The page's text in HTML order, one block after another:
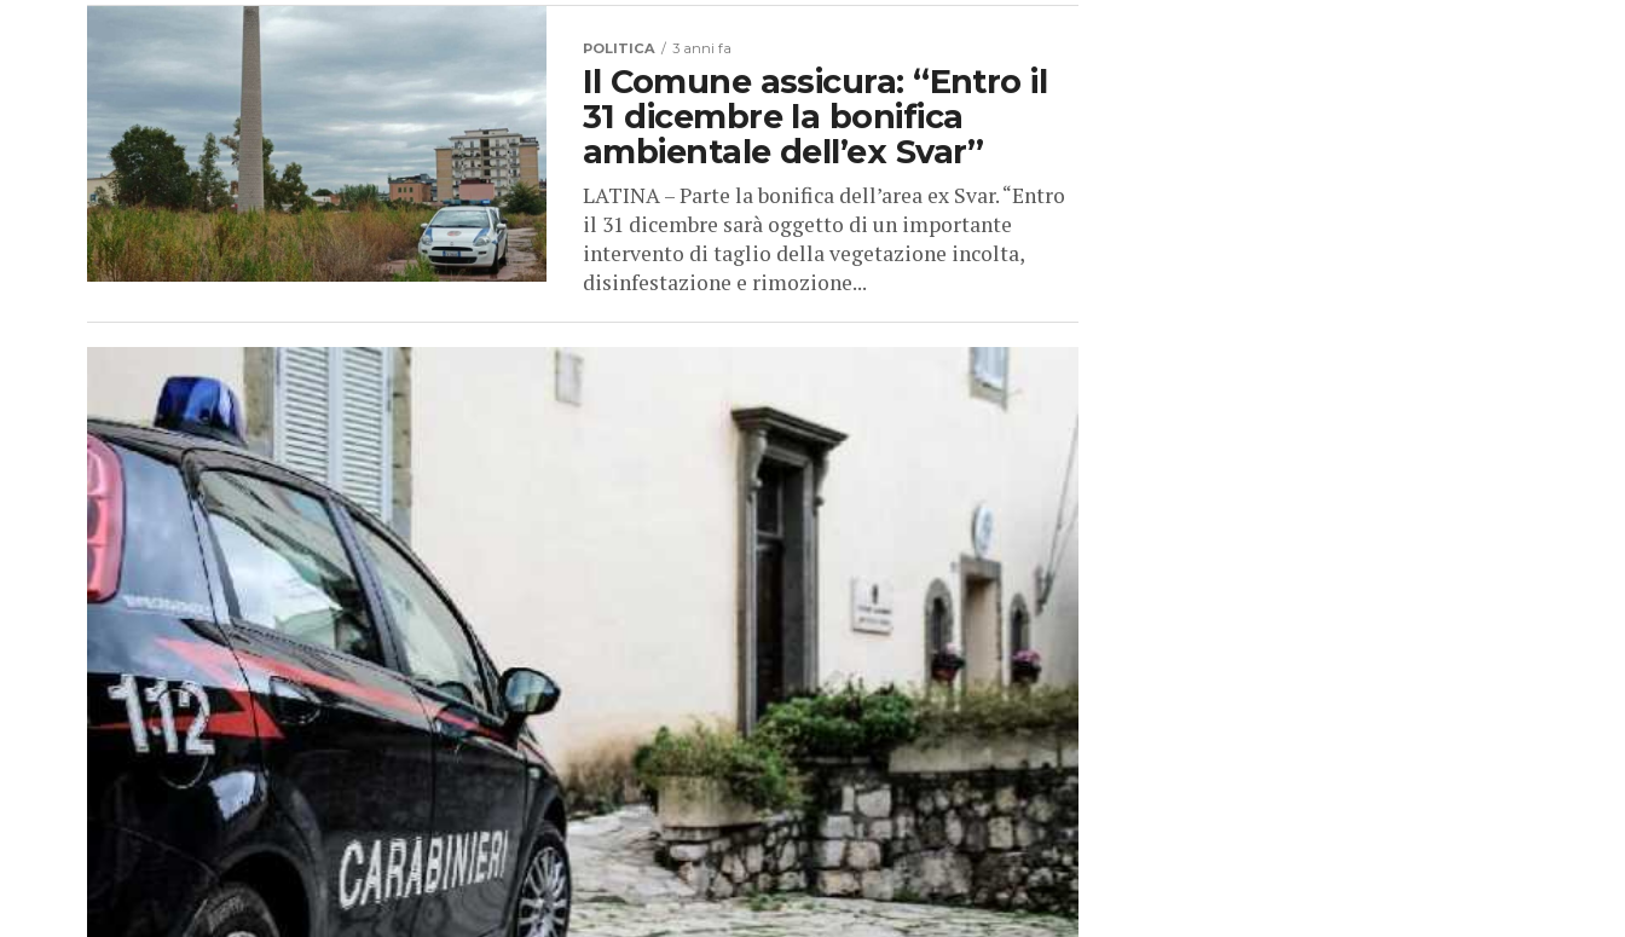
POLITICA 3 anni fa
Il Comune assicura: “Entro il
31 dicembre la bonifica
ambientale dell’ex Svar”
LATINA – Parte la bonifica dell’area ex Svar. “Entro
il 31 dicembre sarà oggetto di un importante
intervento di taglio della vegetazione incolta,
disinfestazione e rimozione...